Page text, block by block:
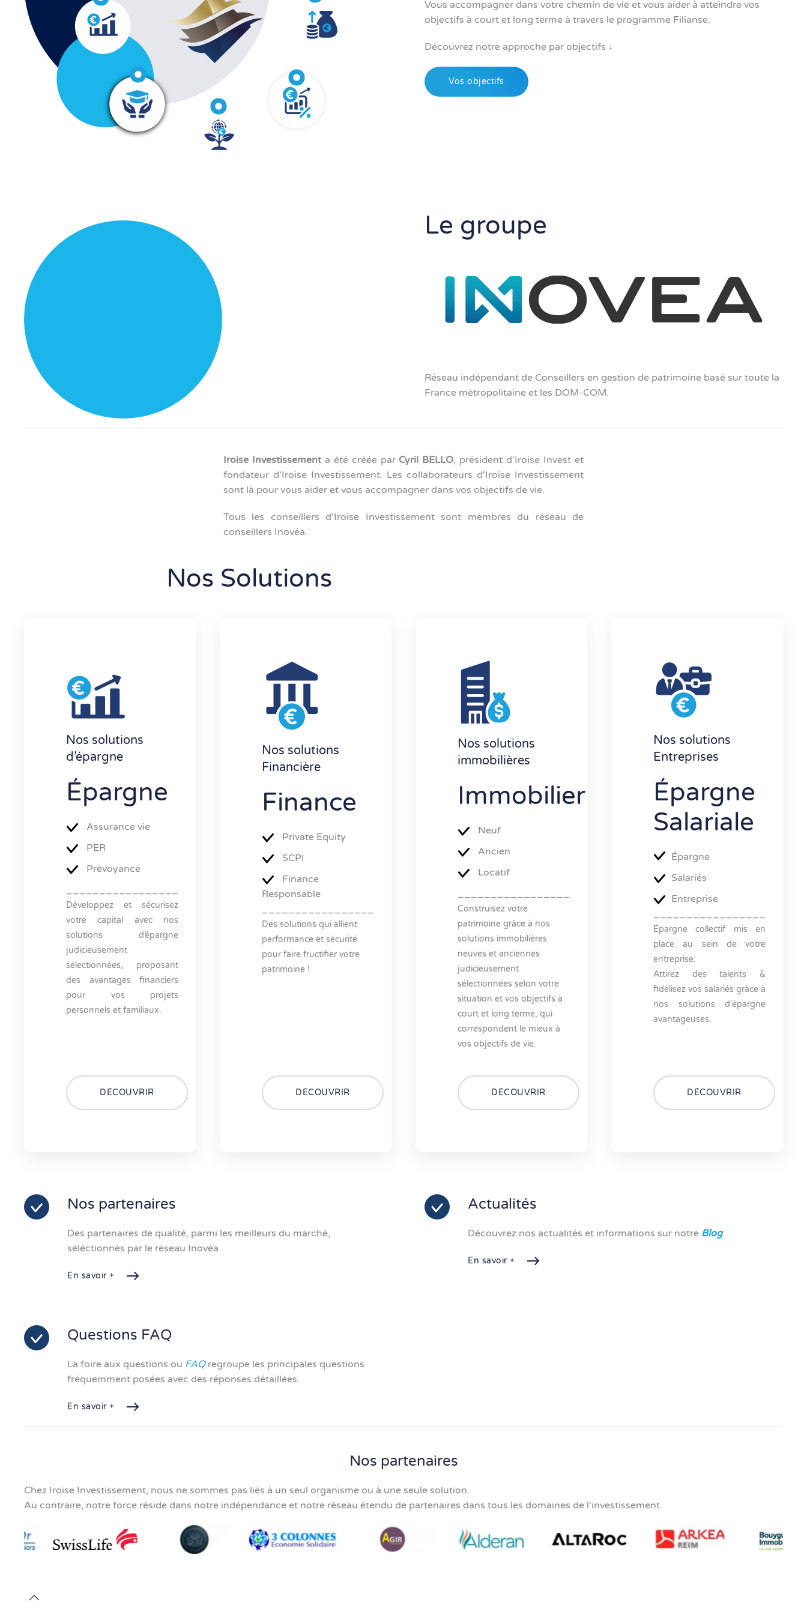
Vous accompagner dans votre chemin de vie et vous aider à atteindre vos
objectifs à court et long terme à travers le programme Filianse.
Découvrez notre approche par objectifs ↓
Vos objectifs
Le groupe
Réseau indépendant de Conseillers en gestion de patrimoine basé sur toute la
France métropolitaine et les DOM-COM.
Iroise Investissement a été créée par Cyril BELLO, président d'Iroise Invest et
fondateur d'Iroise Investissement. Les collaborateurs d'Iroise Investissement
sont là pour vous aider et vous accompagner dans vos objectifs de vie.
Tous les conseillers d'Iroise Investissement sont membres du réseau de
conseillers Inovéa.
Nos Solutions
Nos solutions
d’épargne
Épargne
Assurance vie
PER
Prévoyance
Développez et sécurisez
votre capital avec nos
solutions d’épargne
judicieusement
sélectionnées, proposant
des avantages financiers
pour vos projets
personnels et familiaux.
DÉCOUVRIR
Nos solutions
Financière
Finance
Private Equity
SCPI
Finance
Responsable
Des solutions qui allient
performance et sécurité
pour faire fructifier votre
patrimoine !
DÉCOUVRIR
Nos solutions
immobilières
Immobilier
Neuf
Ancien
Locatif
Construisez votre
patrimoine grâce à nos
solutions immobilières
neuves et anciennes
judicieusement
sélectionnées selon votre
situation et vos objectifs à
court et long terme, qui
correspondent le mieux à
vos objectifs de vie.
DÉCOUVRIR
Nos solutions
Entreprises
Épargne
Salariale
Épargne
Salariés
Entreprise
Épargne collectif mis en
place au sein de votre
entreprise.
Attirez des talents &
fidélisez vos salariés grâce à
nos solutions d'épargne
avantageuses.
DÉCOUVRIR
Nos partenaires
Des partenaires de qualité, parmi les meilleurs du marché,
séléctionnés par le réseau Inovéa
En savoir +
Actualités
Découvrez nos actualités et informations sur notre Blog
En savoir +
Questions FAQ
La foire aux questions ou FAQregroupe les principales questions
fréquemment posées avec des réponses détaillées.
En savoir +
Nos partenaires
Chez Iroise Investissement, nous ne sommes pas liés à un seul organisme ou à une seule solution.
Au contraire, notre force réside dans notre indépendance et notre réseau étendu de partenaires dans tous les domaines de l'investissement.